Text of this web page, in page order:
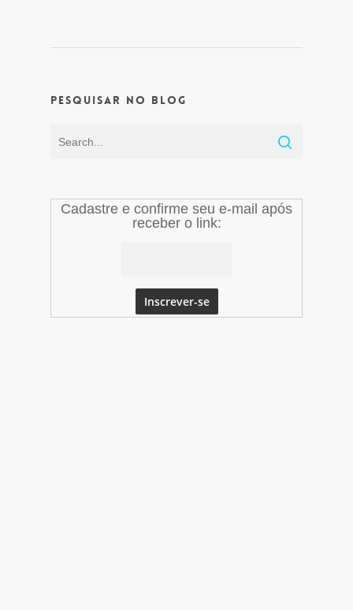
Pesquisar no Blog
Cadastre e confirme seu e-mail após
receber o link: